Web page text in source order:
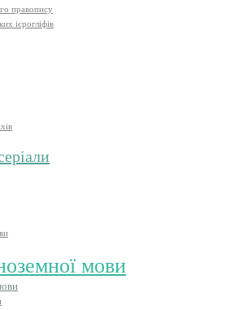
правопису
ієрогліфів
мови